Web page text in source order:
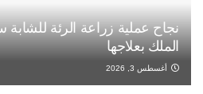
نجاح عملية زراعة الرئة
الملك بعلاجها
أغسطس 3, 2026